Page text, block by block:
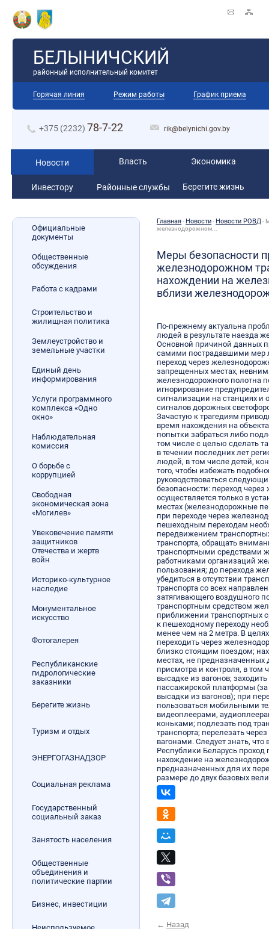
БЕЛЫНИЧСКИЙ
районный исполнительный комитет
Горячая линия Режим работы График приема
+375 (2232) 78-7-22 rik@belynichi.gov.by
Новости Власть Экономика
Инвестору Районные службы Берегите жизнь
Официальные
документы
Общественные
обсуждения
Работа с кадрами
Строительство и
жилищная политика
Землеустройство и
земельные участки
Единый день
информирования
Услуги программного
комплекса «Одно
окно»
Наблюдательная
комиссия
О борьбе с
коррупцией
Свободная
экономическая зона
«Могилев»
Увековечение памяти
защитников
Отечества и жертв
войн
Историко-культурное
наследие
Монументальное
искусство
Фотогалерея
Республиканские
гидрологические
заказники
Берегите жизнь
Туризм и отдых
ЭНЕРГОГАЗНАДЗОР
Социальная реклама
Государственный
социальный заказ
Занятость населения
Общественные
объединения и
политические партии
Бизнес, инвестиции
Неиспользуемое
Главная- Новости- Новости РОВД -
железнодорожном...
Меры безопасности
железнодорожном
нахождении на
вблизи
По-прежнему актуальна
людей в результате наезда
Основной причиной данных
самими пострадавшими мер
переход через
запрещенных местах,
железнодорожного полотна
игнорирование
сигнализации на станциях и
сигналов дорожных
Зачастую к трагедиям
время нахождения на
попытки забраться либо
том числе с целью сделать
в течении последних лет
людей, в том числе детей,
того, чтобы избежать
руководствоваться
безопасности: переход
осуществляется только в
местах (железнодорожные
при переходе через
пешеходным переходам
передвижением
транспорта, обращать
транспортными средствами
работниками организаций
пользования; до перехода
убедиться в отсутствии
транспорта со всех
затягивающего воздушного
транспортным средством
приближении транспортных
к пешеходному переходу
менее чем на 2 метра. В
переходить через
близко стоящим поездом;
местах, не предназначенных
присмотра и контроля, в том
высадке из вагонов;
пассажирской платформы
высадки из вагонов); при
пользоваться мобильными
видеоплеерами,
коньками; подлезать под
транспорта; перелезать
вагонами. Следует знать, что
Республики Беларусь
нахождение на
предназначенных для их
размере до двух базовых
← Назад